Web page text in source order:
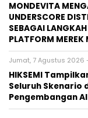
MONDEVITA
UNDERSCORE
SEBAGAI
PLATFORM
Jumat, 7 Agustus 2026
HIKSEMI
Seluruh Skenario
Pengembangan